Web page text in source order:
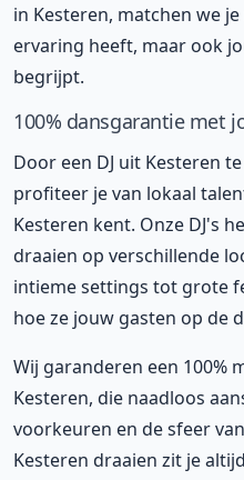
in Kesteren, matchen we
ervaring heeft, maar ook
begrijpt.
100% dansgarantie met
Door een DJ uit Kesteren
profiteer je van lokaal
Kesteren kent. Onze DJ's
draaien op verschillende
intieme settings tot grote
hoe ze jouw gasten op de
Wij garanderen een 100%
Kesteren, die naadloos
voorkeuren en de sfeer
Kesteren draaien zit je